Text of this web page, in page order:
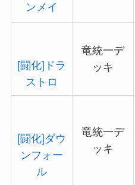
ンメイ
[闘化]ドラ
ストロ
竜統一デ
ッキ
[闘化]ダウ
ンフォー
ル
竜統一デ
ッキ